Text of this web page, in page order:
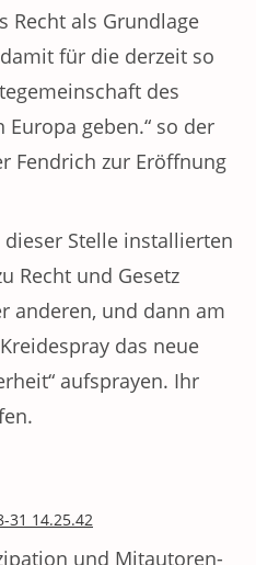
Recht als Grundlage
für die derzeit so
des
geben.“ so der
Fendrich zur Eröffnung
Stelle installierten
Recht und Gesetz
anderen, und dann am
das neue
aufsprayen. Ihr
und Mitau­to­ren­